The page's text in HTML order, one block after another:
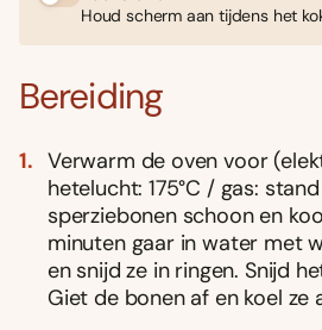
Houd scherm aan tijdens het
Bereiding
Verwarm de oven voor
hetelucht: 175°C / gas:
sperziebonen schoon en
minuten gaar in water met
en snijd ze in ringen. Snijd
Giet de bonen af en koel ze